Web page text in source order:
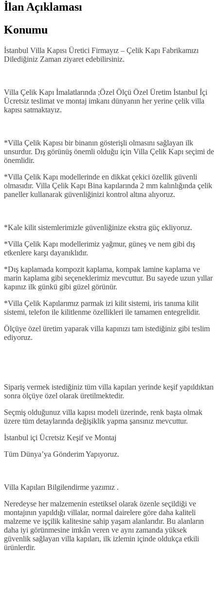
İlan Açıklaması
Konumu
İstanbul Villa Kapısı Üretici Firmayız – Çelik Kapı Fabrikamızı
Dilediğiniz Zaman ziyaret edebilirsiniz.
Villa Çelik Kapı İmalatlarında ;Özel Ölçü Özel Üretim İstanbul İçi
Ücretsiz teslimat ve montaj imkanı dünyanın her yerine çelik villa
kapısı satmaktayız.
*Villa Çelik Kapısı bir binanın gösterişli olmasını sağlayan ilk
unsurdur. Dış görünüş önemli olduğu için Villa Çelik Kapı seçimi de
önemlidir.
*Villa Çelik Kapı modellerinde en dikkat çekici özellik güvenli
olmasıdır. Villa Çelik Kapı Bina kapılarında 2 mm kalınlığında çelik
paneller kullanarak güvenliğinizi kontrol altına alıyoruz.
*Kale kilit sistemlerimizle güvenliğinize ekstra güç ekliyoruz.
*Villa Çelik Kapı modellerimiz yağmur, güneş ve nem gibi dış
etkenlere karşı dayanıklıdır.
*Dış kaplamada kompozit kaplama, kompak lamine kaplama ve
marin kaplama gibi seçeneklerimiz mevcuttur. Bu sayede uzun yıllar
kapınız ilk günkü gibi güzel görünür.
*Villa Çelik Kapılarımız parmak izi kilit sistemi, iris tanıma kilit
sistemi, telefon ile kilitlenme özellikleri ile tamamen entegrelidir.
Ölçüye özel üretim yaparak villa kapınızı tam istediğiniz gibi teslim
ediyoruz.
Sipariş vermek istediğiniz tüm villa kapıları yerinde keşif yapıldıktan
sonra ölçüye özel olarak üretilmektedir.
Seçmiş olduğunuz villa kapısı modeli üzerinde, renk başta olmak
üzere tüm detaylarında değişiklik yapma şansınız mevcuttur.
İstanbul içi Ücretsiz Keşif ve Montaj
Tüm Dünya’ya Gönderim Yapıyoruz.
Villa Kapıları Bilgilendirme yazımız .
Neredeyse her malzemenin estetiksel olarak özenle seçildiği ve
montajının yapıldığı villalar, normal dairelere göre daha kaliteli
malzeme ve işçilik kalitesine sahip yaşam alanlarıdır. Bu alanların
daha iyi görünmesine imkân veren ve aynı zamanda yüksek
güvenlik sağlayan villa kapıları, ilk izlemin içinde oldukça etkili
ürünlerdir.